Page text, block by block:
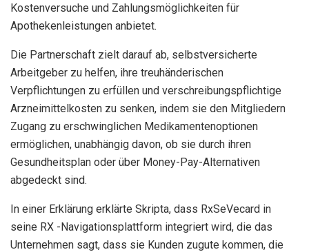
Kostenversuche und Zahlungsmöglichkeiten für
Apothekenleistungen anbietet.
Die Partnerschaft zielt darauf ab, selbstversicherte
Arbeitgeber zu helfen, ihre treuhänderischen
Verpflichtungen zu erfüllen und verschreibungspflichtige
Arzneimittelkosten zu senken, indem sie den Mitgliedern
Zugang zu erschwinglichen Medikamentenoptionen
ermöglichen, unabhängig davon, ob sie durch ihren
Gesundheitsplan oder über Money-Pay-Alternativen
abgedeckt sind.
In einer Erklärung erklärte Skripta, dass RxSeVecard in
seine RX -Navigationsplattform integriert wird, die das
Unternehmen sagt, dass sie Kunden zugute kommen, die